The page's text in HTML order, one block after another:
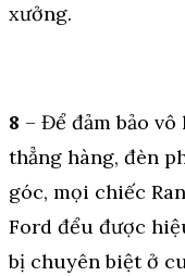
xưởng.
8 – Để đảm bảo
thẳng hàng, đèn
góc, mọi chiếc
Ford đểu được
bị chuyên biệt ở